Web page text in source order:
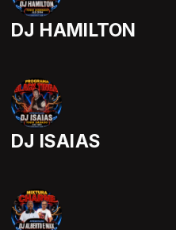
DJ HAMILTON
DJ ISAIAS